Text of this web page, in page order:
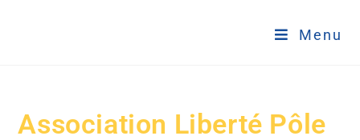
Menu
Association Liberté Pôle